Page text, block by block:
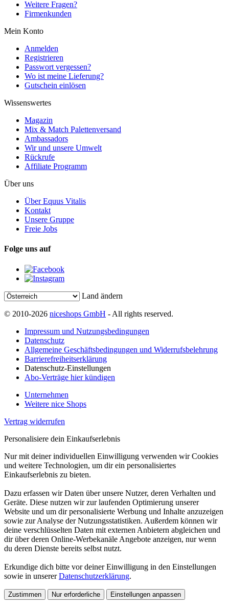
Weitere Fragen?
Firmenkunden
Mein Konto
Anmelden
Registrieren
Passwort vergessen?
Wo ist meine Lieferung?
Gutschein einlösen
Wissenswertes
Magazin
Mix & Match Palettenversand
Ambassadors
Wir und unsere Umwelt
Rückrufe
Affiliate Programm
Über uns
Über Equus Vitalis
Kontakt
Unsere Gruppe
Freie Jobs
Folge uns auf
Land ändern
© 2010-2026 niceshops GmbH - All rights reserved.
Impressum und Nutzungsbedingungen
Datenschutz
Allgemeine Geschäftsbedingungen und Widerrufsbelehrung
Barrierefreiheitserklärung
Datenschutz-Einstellungen
Abo-Verträge hier kündigen
Unternehmen
Weitere nice Shops
Vertrag widerrufen
Personalisiere dein Einkaufserlebnis
Nur mit deiner individuellen Einwilligung verwenden wir Cookies
und weitere Technologien, um dir ein personalisiertes
Einkaufserlebnis zu bieten.
Dazu erfassen wir Daten über unsere Nutzer, deren Verhalten und
Geräte. Diese nutzen wir zur laufenden Optimierung unserer
Website und um dir personalisierte Werbung und Inhalte anzuzeigen
sowie zur Analyse der Nutzungsstatistiken. Außerdem können wir
deine verschlüsselten Daten mit externen Anbietern abgleichen und
dir über deren Online-Werbekanäle Angebote anzeigen, nur wenn
du deren Dienste bereits selbst nutzt.
Erkundige dich bitte vor deiner Einwilligung in den Einstellungen
sowie in unsererDatenschutzerklärung.
Zustimmen Nur erforderliche Einstellungen anpassen